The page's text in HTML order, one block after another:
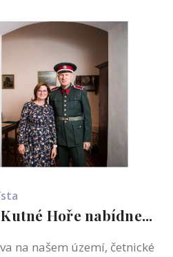
Hoře nabídne...
na našem území, četnické